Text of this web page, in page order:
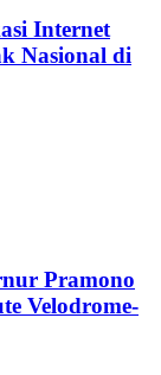
Internet
Nasional di
Pramono
Velodrome-